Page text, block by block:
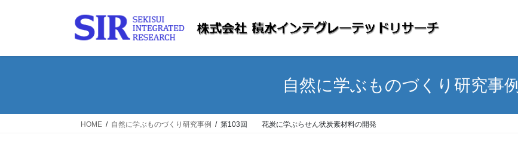
自然に学ぶものづくり研究事例
HOME 自然に学ぶものづくり研究事例 第103回 花炭に学ぶらせん状炭素材料の開発